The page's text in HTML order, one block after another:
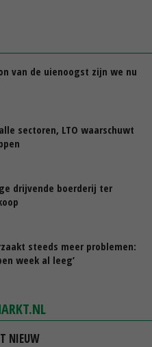
van de uienoogst zijn we nu
sectoren, LTO waarschuwt
drijvende boerderij ter
steeds meer problemen:
week al leeg’
NIEUW